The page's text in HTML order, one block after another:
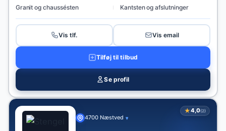
Granit og chaussésten
Kantsten og afslutninger
Vis tlf. Vis email
Tilføj til tilbud
Se profil
4700 Næstved ▾
★4,0(2)